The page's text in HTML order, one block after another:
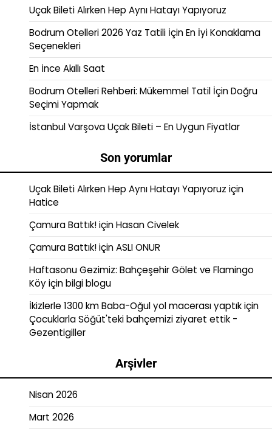
Uçak Bileti Alırken Hep Aynı Hatayı Yapıyoruz
Bodrum Otelleri 2026 Yaz Tatili İçin En İyi Konaklama
Seçenekleri
En İnce Akıllı Saat
Bodrum Otelleri Rehberi: Mükemmel Tatil İçin Doğru
Seçimi Yapmak
İstanbul Varşova Uçak Bileti – En Uygun Fiyatlar
Son yorumlar
Uçak Bileti Alırken Hep Aynı Hatayı Yapıyoruz için
Hatice
Çamura Battık!içinHasan Civelek
Çamura Battık!içinASLI ONUR
Haftasonu Gezimiz: Bahçeşehir Gölet ve Flamingo
Köyiçinbilgi blogu
İkizlerle 1300 km Baba-Oğul yol macerası yaptıkiçin
Çocuklarla Söğüt'teki bahçemizi ziyaret ettik -
Gezentigiller
Arşivler
Nisan 2026
Mart 2026